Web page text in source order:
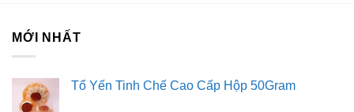
MỚI NHẤT
Tổ Yến Tinh Chế Cao Cấp Hộp 50Gram